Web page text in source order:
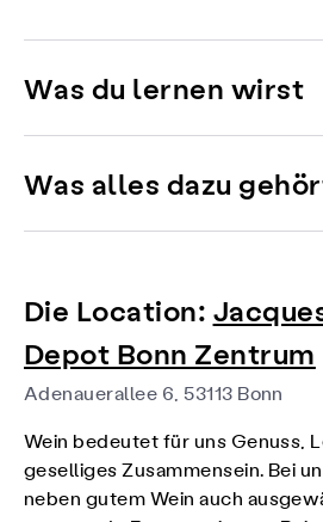
Was du lernen wirst
Was alles dazu
Die Location:
Depot Bonn Zentrum
Adenauerallee 6, 53113 Bonn
Wein bedeutet für uns Genuss,
geselliges Zusammensein. Bei
neben gutem Wein auch